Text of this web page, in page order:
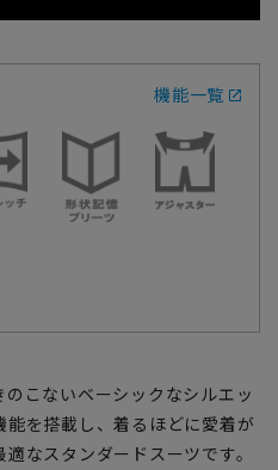
機能一覧
こないベーシックなシルエッ
を搭載し、着るほどに愛着が
なスタンダードスーツです。